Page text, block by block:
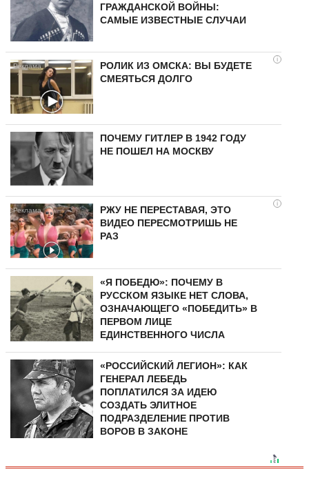
ГРАЖДАНСКОЙ ВОЙНЫ:
САМЫЕ ИЗВЕСТНЫЕ СЛУЧАИ
i
РОЛИК ИЗ ОМСКА: ВЫ БУДЕТЕ
СМЕЯТЬСЯ ДОЛГО
ПОЧЕМУ ГИТЛЕР В 1942 ГОДУ
НЕ ПОШЕЛ НА МОСКВУ
i
РЖУ НЕ ПЕРЕСТАВАЯ, ЭТО
ВИДЕО ПЕРЕСМОТРИШЬ НЕ
РАЗ
«Я ПОБЕДЮ»: ПОЧЕМУ В
РУССКОМ ЯЗЫКЕ НЕТ СЛОВА,
ОЗНАЧАЮЩЕГО «ПОБЕДИТЬ» В
ПЕРВОМ ЛИЦЕ
ЕДИНСТВЕННОГО ЧИСЛА
«РОССИЙСКИЙ ЛЕГИОН»: КАК
ГЕНЕРАЛ ЛЕБЕДЬ
ПОПЛАТИЛСЯ ЗА ИДЕЮ
СОЗДАТЬ ЭЛИТНОЕ
ПОДРАЗДЕЛЕНИЕ ПРОТИВ
ВОРОВ В ЗАКОНЕ